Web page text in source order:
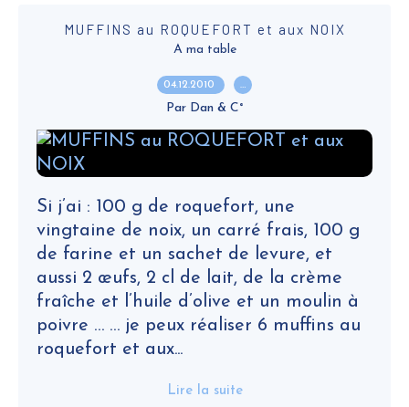
MUFFINS au ROQUEFORT et aux NOIX
A ma table
04.12.2010 …
Par Dan & C°
Si j’ai : 100 g de roquefort, une
vingtaine de noix, un carré frais, 100 g
de farine et un sachet de levure, et
aussi 2 œufs, 2 cl de lait, de la crème
fraîche et l’huile d’olive et un moulin à
poivre … … je peux réaliser 6 muffins au
roquefort et aux...
Lire la suite